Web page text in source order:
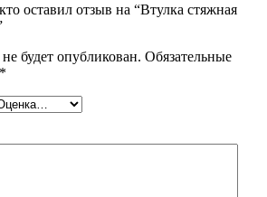
оставил отзыв на “Втулка стяжная
будет опубликован. Обязательные
*